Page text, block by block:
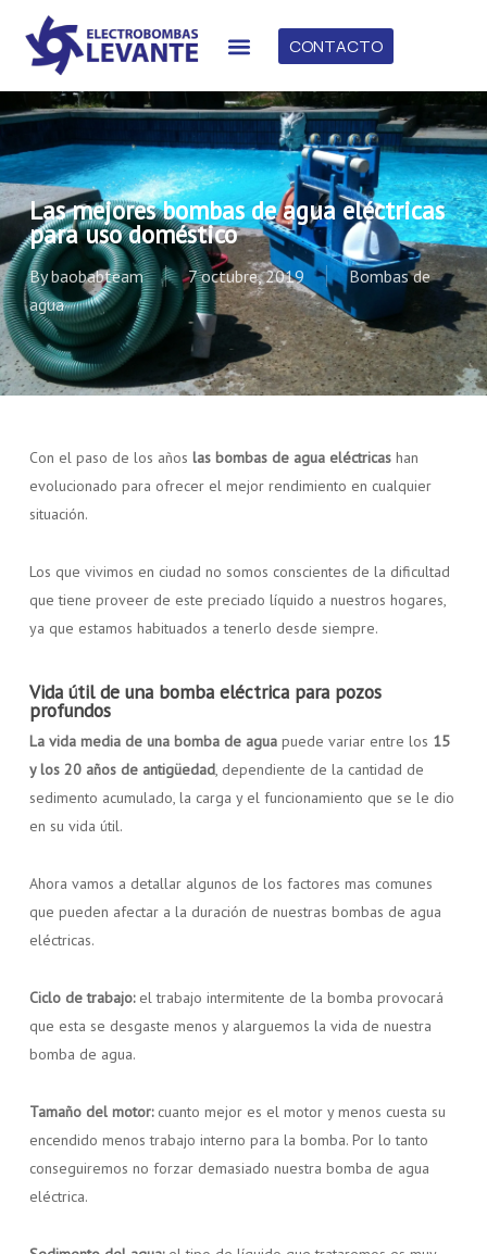
CONTACTO
Las mejores bombas de agua eléctricas
para uso doméstico
By baobabteam 7 octubre, 2019
Bombas de
agua
Con el paso de los años las bombas de agua eléctricashan
evolucionado para ofrecer el mejor rendimiento en cualquier
situación.
Los que vivimos en ciudad no somos conscientes de la dificultad
que tiene proveer de este preciado líquido a nuestros hogares,
ya que estamos habituados a tenerlo desde siempre.
Vida útil de una bomba eléctrica para pozos
profundos
La vida media de una bomba de aguapuede variar entre los 15
y los 20 años de antigüedad, dependiente de la cantidad de
sedimento acumulado, la carga y el funcionamiento que se le dio
en su vida útil.
Ahora vamos a detallar algunos de los factores mas comunes
que pueden afectar a la duración de nuestras bombas de agua
eléctricas.
Ciclo de trabajo:el trabajo intermitente de la bomba provocará
que esta se desgaste menos y alarguemos la vida de nuestra
bomba de agua.
Tamaño del motor:cuanto mejor es el motor y menos cuesta su
encendido menos trabajo interno para la bomba. Por lo tanto
conseguiremos no forzar demasiado nuestra bomba de agua
eléctrica.